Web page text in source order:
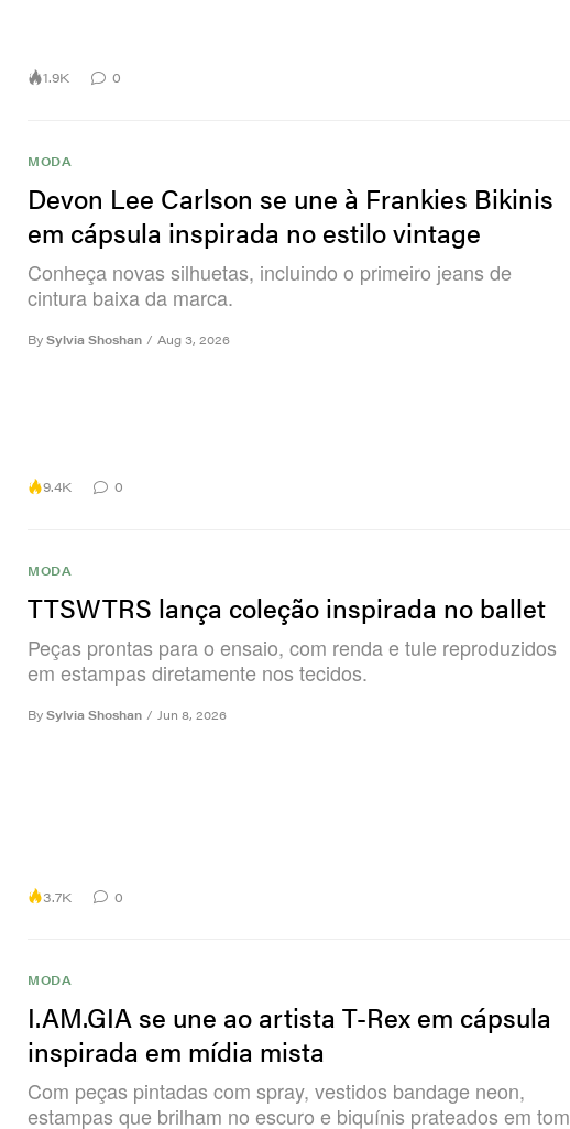
1.9K 0
MODA
Devon Lee Carlson se une à Frankies Bikinis
em cápsula inspirada no estilo vintage
Conheça novas silhuetas, incluindo o primeiro jeans de
cintura baixa da marca.
By Sylvia Shoshan / Aug 3, 2026
9.4K 0
MODA
TTSWTRS lança coleção inspirada no ballet
Peças prontas para o ensaio, com renda e tule reproduzidos
em estampas diretamente nos tecidos.
By Sylvia Shoshan / Jun 8, 2026
3.7K 0
MODA
I.AM.GIA se une ao artista T-Rex em cápsula
inspirada em mídia mista
Com peças pintadas com spray, vestidos bandage neon,
estampas que brilham no escuro e biquínis prateados em tom